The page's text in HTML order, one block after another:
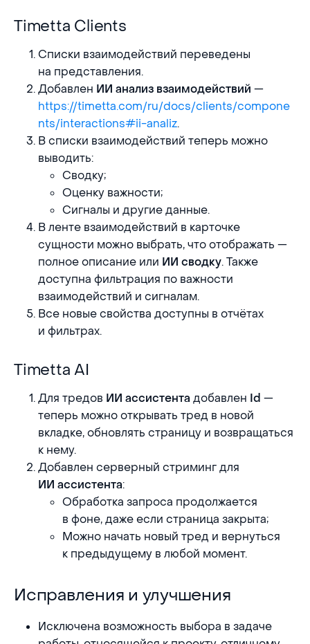
Timetta Clients
Timetta Clients
Списки взаимодействий переведены
на представления.
Добавлен ИИ анализ взаимодействий —
https://timetta.com/ru/docs/clients/compone
nts/interactions#ii-analiz.
В списки взаимодействий теперь можно
выводить:
Сводку;
Оценку важности;
Сигналы и другие данные.
В ленте взаимодействий в карточке
сущности можно выбрать, что отображать —
полное описание или ИИ сводку. Также
доступна фильтрация по важности
взаимодействий и сигналам.
Все новые свойства доступны в отчётах
и фильтрах.
Timetta AI
Timetta AI
Для тредов ИИ ассистента добавлен Id —
теперь можно открывать тред в новой
вкладке, обновлять страницу и возвращаться
к нему.
Добавлен серверный стриминг для
ИИ ассистента:
Обработка запроса продолжается
в фоне, даже если страница закрыта;
Можно начать новый тред и вернуться
к предыдущему в любой момент.
Исправления и улучшения
Исправления и улучшения
Исключена возможность выбора в задаче